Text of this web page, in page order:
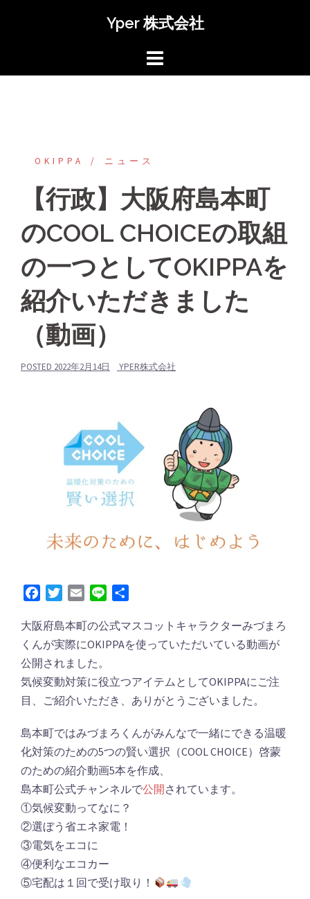
Yper 株式会社
OKIPPA ‎ニュース
【行政】大阪府島本町
のCOOL CHOICEの取組
の一つとしてOKIPPAを
紹介いただきました
（動画）
POSTED 2022年2月14日 YPER株式会社
FacebookTwitterEmail Line
大阪府島本町の公式マスコットキャラクターみづまろ
くんが実際にOKIPPAを使っていただいている動画が
公開されました。
気候変動対策に役立つアイテムとしてOKIPPAにご注
目、ご紹介いただき、ありがとうございました。
島本町ではみづまろくんがみんなで一緒にできる温暖
化対策のための5つの賢い選択（COOL CHOICE）啓蒙
のための紹介動画5本を作成、
島本町公式チャンネルで公開されています。
①気候変動ってなに？
②選ぼう省エネ家電！
③電気をエコに
④便利なエコカー
⑤宅配は１回で受け取り！